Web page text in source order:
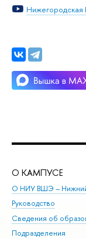
Нижегородская
О КАМПУСЕ
О НИУ ВШЭ –
Руководство
Сведения об
Подразделения